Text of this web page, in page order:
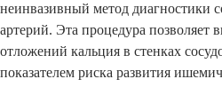
неинвазивный метод диагностики
артерий. Эта процедура позволяет
отложений кальция в стенках
показателем риска развития